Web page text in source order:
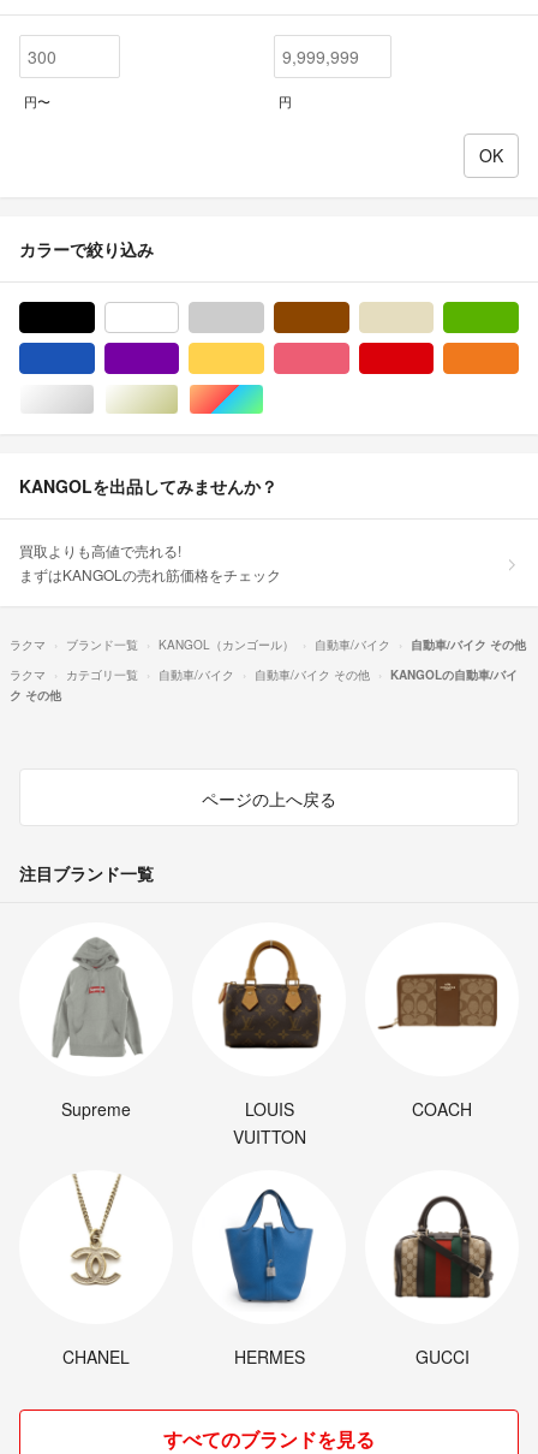
円〜 円
カラーで絞り込み
シルバー/銀色系ゴールド/金色系マルチカラー
KANGOLを出品してみませんか？
買取よりも高値で売れる!
まずはKANGOLの売れ筋価格をチェック
ラクマ ブランド一覧 KANGOL（カンゴール） 自動車/バイク
自動車/バイク その他
ラクマ
カテゴリ一覧 自動車/バイク 自動車/バイク その他
KANGOLの自動車/バイ
ク その他
ページの上へ戻る
注目ブランド一覧
Supreme
LOUIS
VUITTON
COACH
CHANEL HERMES GUCCI
すべてのブランドを見る